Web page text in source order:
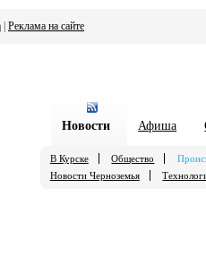
Реклама на сайте
Новости Афиша
В Курске Общество
Новости Черноземья